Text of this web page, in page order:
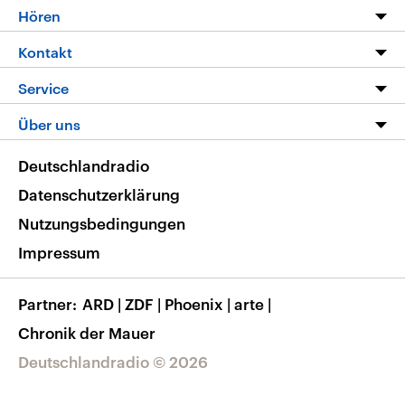
Programm
Die Nachrichten
Nachrichtenleicht
Neue Beiträge auf dlf.de
Hören
Livestream
Podcasts
Deutschlandfunk App
Nachrichten App
Frequenzen
Kontakt
Hörerservice
Service
FAQ
Veranstaltungen
Musikliste
RSS
Über uns
Barrierefreiheit
Deutschlandradio © 2026
Deutschlandradio
Datenschutzerklärung
Nutzungsbedingungen
Impressum
Partner ARD | ZDF | Phoenix | arte |
Chronik der Mauer